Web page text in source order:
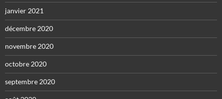
janvier 2021
décembre 2020
novembre 2020
octobre 2020
septembre 2020